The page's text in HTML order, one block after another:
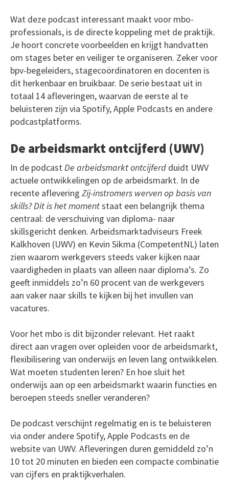
Wat deze podcast interessant maakt voor mbo-
professionals, is de directe koppeling met de praktijk.
Je hoort concrete voorbeelden en krijgt handvatten
om stages beter en veiliger te organiseren. Zeker voor
bpv-begeleiders, stagecoördinatoren en docenten is
dit herkenbaar en bruikbaar. De serie bestaat uit in
totaal 14 afleveringen, waarvan de eerste al te
beluisteren zijn via Spotify, Apple Podcasts en andere
podcastplatforms.
De arbeidsmarkt ontcijferd (UWV)
In de podcastDe arbeidsmarkt ontcijferd duidt UWV
actuele ontwikkelingen op de arbeidsmarkt. In de
recente aflevering Zij-instromers werven op basis van
skills? Dit is het momentstaat een belangrijk thema
centraal: de verschuiving van diploma- naar
skillsgericht denken. Arbeidsmarktadviseurs Freek
Kalkhoven (UWV) en Kevin Sikma (CompetentNL) laten
zien waarom werkgevers steeds vaker kijken naar
vaardigheden in plaats van alleen naar diploma’s. Zo
geeft inmiddels zo’n 60 procent van de werkgevers
aan vaker naar skills te kijken bij het invullen van
vacatures.
Voor het mbo is dit bijzonder relevant. Het raakt
direct aan vragen over opleiden voor de arbeidsmarkt,
flexibilisering van onderwijs en leven lang ontwikkelen.
Wat moeten studenten leren? En hoe sluit het
onderwijs aan op een arbeidsmarkt waarin functies en
beroepen steeds sneller veranderen?
De podcast verschijnt regelmatig en is te beluisteren
via onder andere Spotify, Apple Podcasts en de
website van UWV. Afleveringen duren gemiddeld zo’n
10 tot 20 minuten en bieden een compacte combinatie
van cijfers en praktijkverhalen.